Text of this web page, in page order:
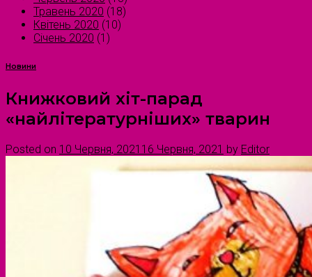
Травень 2020 (18)
Квітень 2020 (10)
Січень 2020 (1)
Новини
Книжковий хіт-парад
«найлітературніших» тварин
Posted on 10 Червня, 2021 16 Червня, 2021 by Editor